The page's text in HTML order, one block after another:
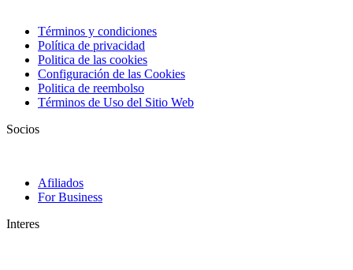
Términos y condiciones
Política de privacidad
Politica de las cookies
Configuración de las Cookies
Politica de reembolso
Términos de Uso del Sitio Web
Socios
Afiliados
For Business
Interes